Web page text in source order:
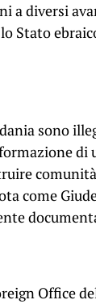
a diversi
Stato
sono
come
Office